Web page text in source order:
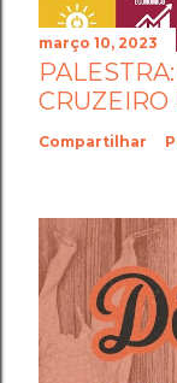
março 10, 2023
Compartilhar